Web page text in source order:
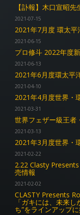
【訃報】木口宣昭先
2021-07-15
2021年7月度 環太
2021-06-15
プロ修斗 2022年度
2021-06-13
2021年6月度環太平
2021-04-10
2021年4月度世界・
2021-03-31
世界フェザー級王者
2021-03-13
2021年3月度世界・
2021-02-22
2.22 Clasty
売情報
2021-02-02
CLASTY Presents
「ガキには、未来
ち”をラインアップ